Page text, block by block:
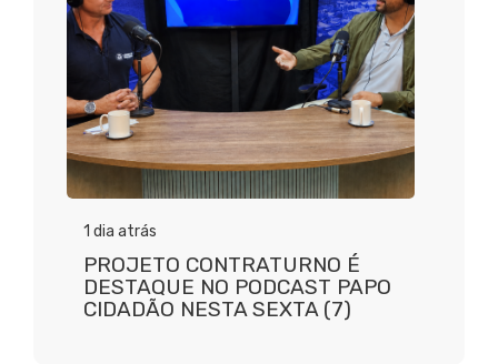
1 dia atrás
PROJETO CONTRATURNO É
DESTAQUE NO PODCAST PAPO
CIDADÃO NESTA SEXTA (7)